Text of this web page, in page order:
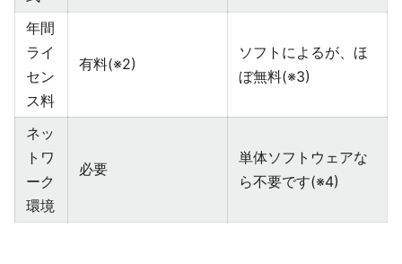
年間
ライ
セン
ス料
有料(※2)
ソフトによるが、ほ
ぼ無料(※3)
ネッ
トワ
ーク
環境
必要
単体ソフトウェアな
ら不要です(※4)